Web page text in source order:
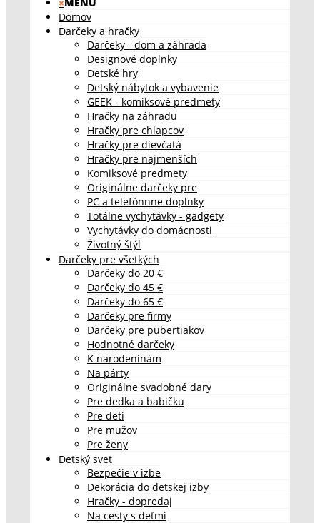
Domov
Darčeky a hračky
Darčeky - dom a záhrada
Designové doplnky
Detské hry
Detský nábytok a vybavenie
GEEK - komiksové predmety
Hračky na záhradu
Hračky pre chlapcov
Hračky pre dievčatá
Hračky pre najmenších
Komiksové predmety
Originálne darčeky pre
PC a telefónnne doplnky
Totálne vychytávky - gadgety
Vychytávky do domácnosti
Životný štýl
Darčeky pre všetkých
Darčeky do 20 €
Darčeky do 45 €
Darčeky do 65 €
Darčeky pre firmy
Darčeky pre pubertiakov
Hodnotné darčeky
K narodeninám
Na párty
Originálne svadobné dary
Pre dedka a babičku
Pre deti
Pre mužov
Pre ženy
Detský svet
Bezpečie v izbe
Dekorácia do detskej izby
Hračky - dopredaj
Na cesty s deťmi